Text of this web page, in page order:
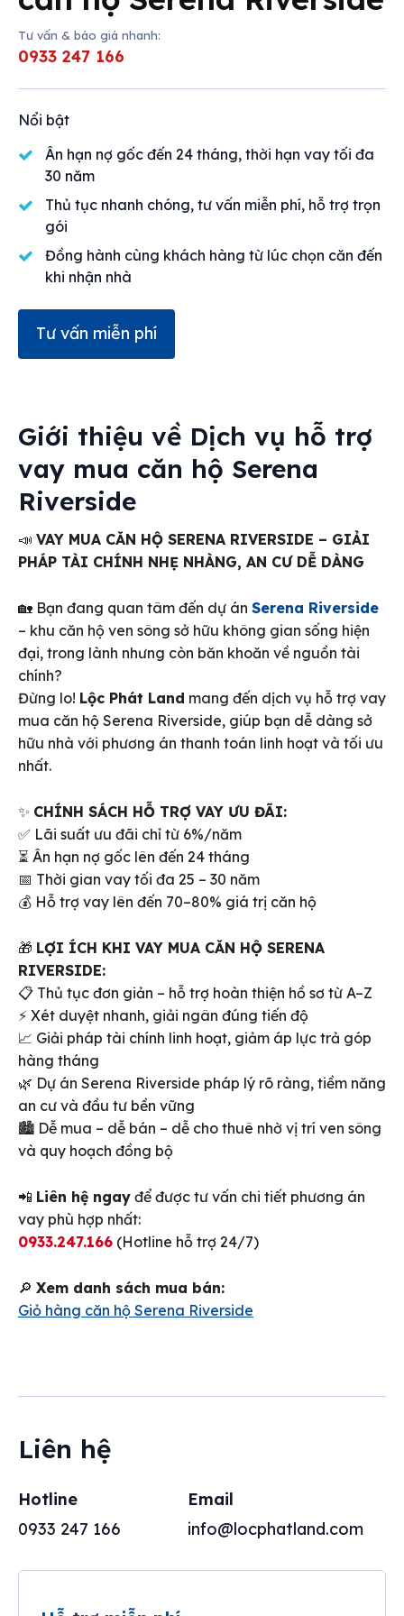
Cho thuê
Thị trường
Liên hệ
Tư vấn & báo giá nhanh:
0933 247 166
Nổi bật
Ân hạn nợ gốc đến 24 tháng, thời hạn vay tối đa
30 năm
Thủ tục nhanh chóng, tư vấn miễn phí, hỗ trợ trọn
gói
Đồng hành cùng khách hàng từ lúc chọn căn đến
khi nhận nhà
Tư vấn miễn phí
Giới thiệu về Dịch vụ hỗ trợ
vay mua căn hộ Serena
Riverside
📣 VAY MUA CĂN HỘ SERENA RIVERSIDE – GIẢI
PHÁP TÀI CHÍNH NHẸ NHÀNG, AN CƯ DỄ DÀNG
🏡 Bạn đang quan tâm đến dự án Serena Riverside
– khu căn hộ ven sông sở hữu không gian sống hiện
đại, trong lành nhưng còn băn khoăn về nguồn tài
chính?
Đừng lo! Lộc Phát Land mang đến dịch vụ hỗ trợ vay
mua căn hộ Serena Riverside, giúp bạn dễ dàng sở
hữu nhà với phương án thanh toán linh hoạt và tối ưu
nhất.
✨ CHÍNH SÁCH HỖ TRỢ VAY ƯU ĐÃI:
✅ Lãi suất ưu đãi chỉ từ 6%/năm
⏳ Ân hạn nợ gốc lên đến 24 tháng
📅 Thời gian vay tối đa 25 – 30 năm
💰 Hỗ trợ vay lên đến 70–80% giá trị căn hộ
🎁 LỢI ÍCH KHI VAY MUA CĂN HỘ SERENA
RIVERSIDE:
📋 Thủ tục đơn giản – hỗ trợ hoàn thiện hồ sơ từ A–Z
⚡ Xét duyệt nhanh, giải ngân đúng tiến độ
📈 Giải pháp tài chính linh hoạt, giảm áp lực trả góp
hàng tháng
🌿 Dự án Serena Riverside pháp lý rõ ràng, tiềm năng
an cư và đầu tư bền vững
🏙 Dễ mua – dễ bán – dễ cho thuê nhờ vị trí ven sông
và quy hoạch đồng bộ
📲 Liên hệ ngay để được tư vấn chi tiết phương án
vay phù hợp nhất:
0933.247.166 (Hotline hỗ trợ 24/7)
🔎 Xem danh sách mua bán:
Giỏ hàng căn hộ Serena Riverside
Liên hệ
Hotline
0933 247 166
Email
info@locphatland.com